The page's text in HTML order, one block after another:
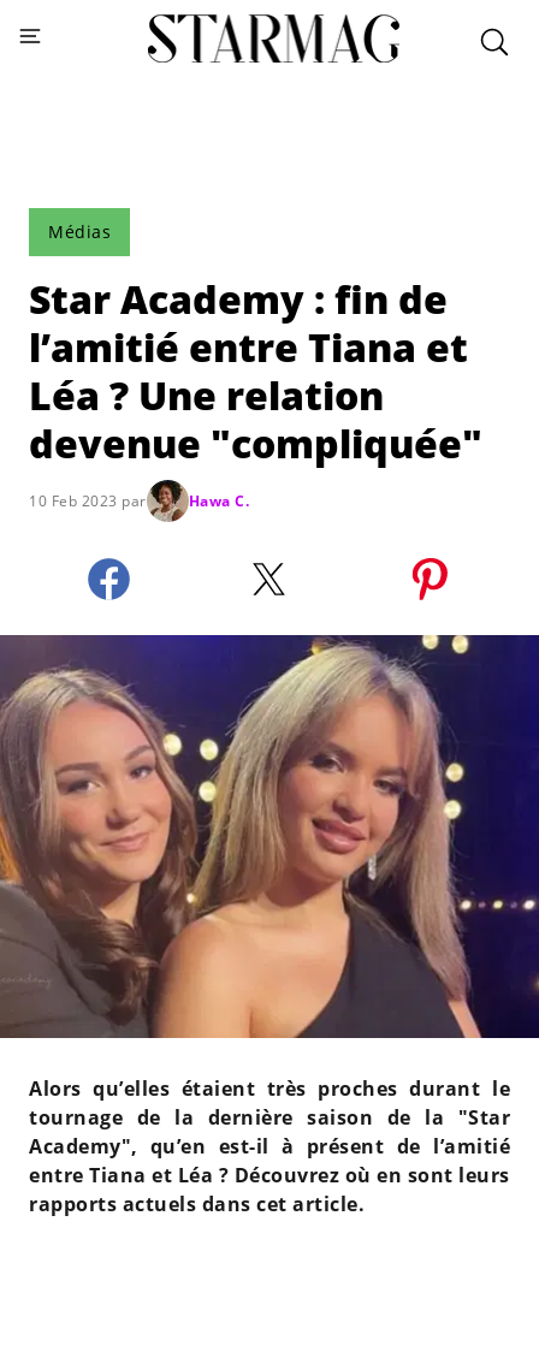
Médias
Star Academy : fin de
l’amitié entre Tiana et
Léa ? Une relation
devenue "compliquée"
10 Feb 2023 par Hawa C.
Alors qu’elles étaient très proches durant le
tournage de la dernière saison de la "Star
Academy", qu’en est-il à présent de l’amitié
entre Tiana et Léa ? Découvrez où en sont leurs
rapports actuels dans cet article.